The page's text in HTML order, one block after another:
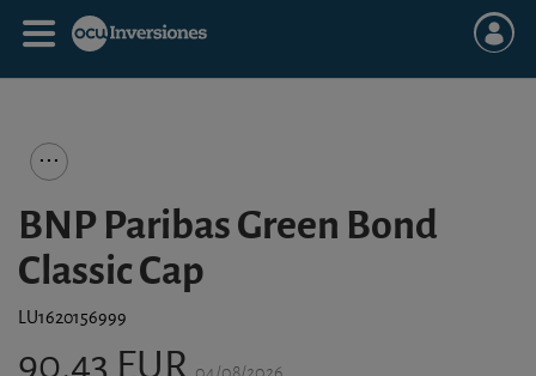
BNP Paribas Green Bond
Classic Cap
LU1620156999
90,43 EUR